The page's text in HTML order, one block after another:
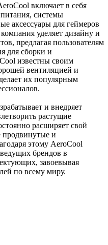
включает в себя
системы
аксессуары для геймеров
уделяет дизайну и
предлагая пользователям
для сборки и
известны своим
вентиляцией и
их популярным
и внедряет
растущие
расширяет свой
продвинутые и
этому AeroCool
брендов в
завоевывая
по всему миру.